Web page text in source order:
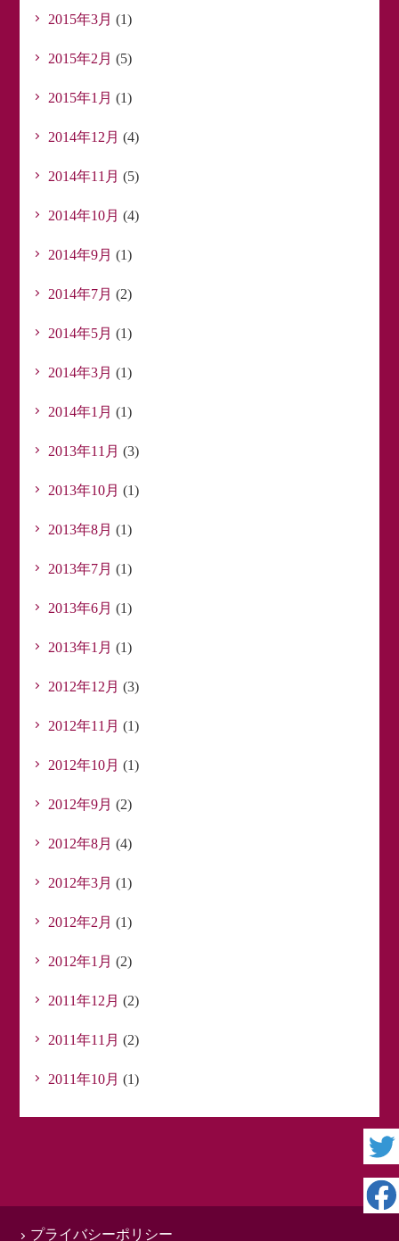
2015年3月 (1)
2015年2月 (5)
2015年1月 (1)
2014年12月 (4)
2014年11月 (5)
2014年10月 (4)
2014年9月 (1)
2014年7月 (2)
2014年5月 (1)
2014年3月 (1)
2014年1月 (1)
2013年11月 (3)
2013年10月 (1)
2013年8月 (1)
2013年7月 (1)
2013年6月 (1)
2013年1月 (1)
2012年12月 (3)
2012年11月 (1)
2012年10月 (1)
2012年9月 (2)
2012年8月 (4)
2012年3月 (1)
2012年2月 (1)
2012年1月 (2)
2011年12月 (2)
2011年11月 (2)
2011年10月 (1)
プライバシーポリシー